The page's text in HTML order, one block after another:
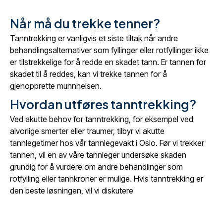
Når må du trekke tenner?
Tanntrekking er vanligvis et siste tiltak når andre
behandlingsalternativer som fyllinger eller rotfyllinger ikke
er tilstrekkelige for å redde en skadet tann. Er tannen for
skadet til å reddes, kan vi trekke tannen for å
gjenopprette munnhelsen.
Hvordan utføres tanntrekking?
Ved akutte behov for tanntrekking, for eksempel ved
alvorlige smerter eller traumer, tilbyr vi akutte
tannlegetimer hos vår tannlegevakt i Oslo. Før vi trekker
tannen, vil en av våre tannleger undersøke skaden
grundig for å vurdere om andre behandlinger som
rotfylling eller tannkroner er mulige. Hvis tanntrekking er
den beste løsningen, vil vi diskutere